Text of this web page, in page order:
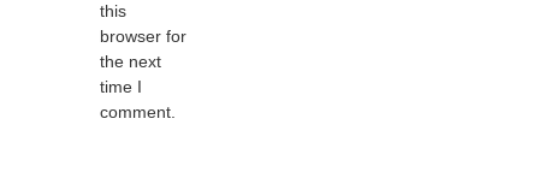
this
browser for
the next
time I
comment.